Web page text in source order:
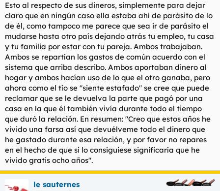
Esto al respecto de sus dineros, simplemente para dejar
claro que en ningún caso ella estaba ahí de parásito de lo
de él, como tampoco me parece que sea ir de parásito el
mudarse hasta otro país dejando atrás tu empleo, tu casa
y tu familia por estar con tu pareja. Ambos trabajaban.
Ambos se repartían los gastos de común acuerdo con el
sistema que arriba describo. Ambos aportaban dinero al
hogar y ambos hacían uso de lo que el otro ganaba, pero
ahora como el tío se "siente estafado" se cree que puede
reclamar que se le devuelva la parte que pagó por una
casa en la que él también vivía durante todo el tiempo
que duró la relación. En resumen: "Creo que estos años he
vivido una farsa así que devuélveme todo el dinero que
he gastado durante esa relación, y por favor no repares
en el hecho de que si lo consiguiese significaría que he
vivido gratis ocho años".
le sauternes